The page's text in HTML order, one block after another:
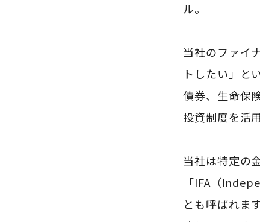
ル。
当社のファイ
トしたい」と
債券、生命保
投資制度を活
当社は特定の
「IFA（
とも呼ばれま